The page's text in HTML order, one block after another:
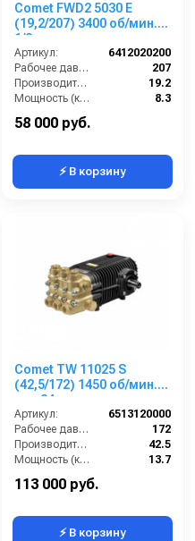
Comet FWD2 5030 E
(19,2/207) 3400 об/мин.1”
1/8 п.в.
Артикул:
6412020200
Рабочее давление (бар):
207
Производительность (л/мин):
19.2
Мощность (кВт):
8.3
Обороты двигателя (об/мин):
58 000 руб.
⚡ В корзину
Comet TW 11025 S
(42,5/172) 1450 об/мин.
вал 24мм
Артикул:
6513120000
Рабочее давление (бар):
172
Производительность (л/мин):
42.5
Мощность (кВт):
13.7
113 000 руб.
⚡ В корзину